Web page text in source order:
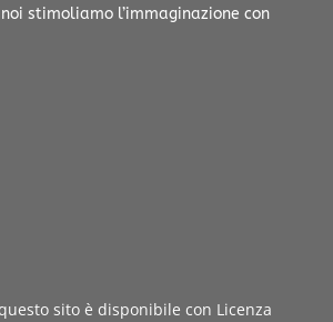
stimoliamo l’immaginazione con
sito è disponibile con Licenza